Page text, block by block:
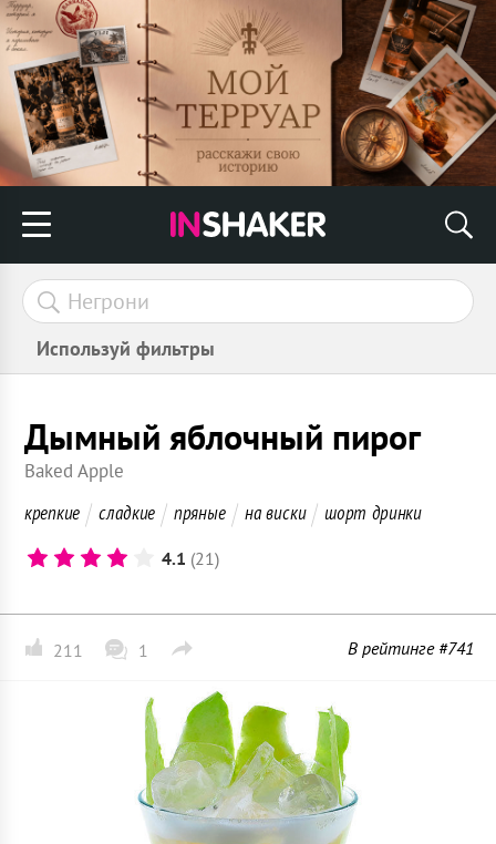
Используй фильтры
Дымный яблочный пирог
Baked Apple
крепкие сладкие пряные на виски шорт дринки
4.1 (21)
211 1 В рейтинге #741